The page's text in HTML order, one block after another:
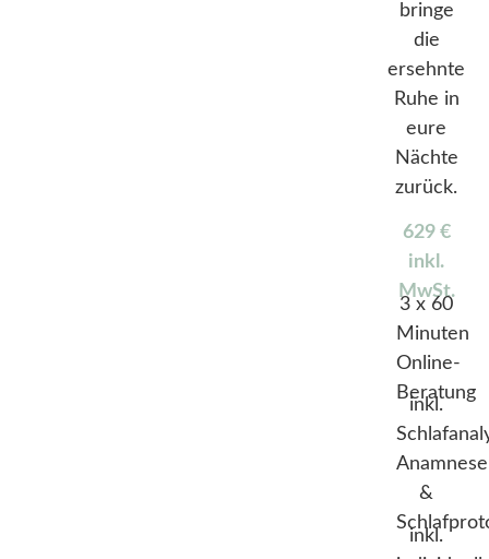
bringe
die
ersehnte
Ruhe in
eure
Nächte
zurück.
629 €
inkl.
MwSt.
3 x 60
Minuten
Online-
Beratung
inkl.
&
inkl.